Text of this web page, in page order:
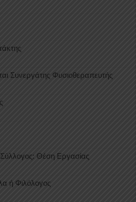
Συνεργάτης Φυσιοθεραπευτής
Θέση Εργασίας
ή Φιλόλογος